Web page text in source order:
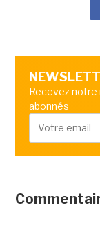
Recevez
abonnés